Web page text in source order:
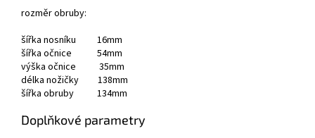
rozměr obruby:
šířka nosníku 16mm
šířka očnice 54mm
výška očnice 35mm
délka nožičky 138mm
šířka obruby 134mm
Doplňkové parametry